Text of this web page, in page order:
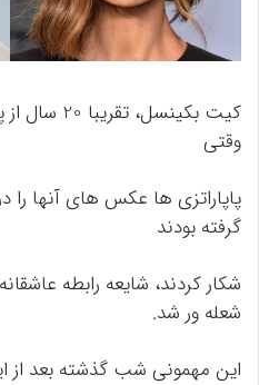
کیت
وقتی
پاپاراتزی ها عکس های آنها را
گرفته بودند
شکار کردند، شایعه رابطه
شعله ور شد.
این مهمونی شب گذشته بعد از